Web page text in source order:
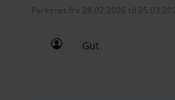
Parkeret fra 28.02.2026 til
Gut